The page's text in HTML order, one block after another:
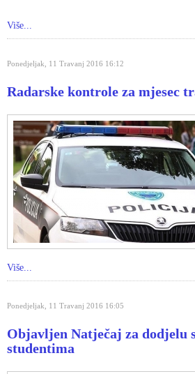
Više...
Ponedjeljak, 11 Travanj 2016 16:12
Radarske kontrole za mjesec
Više...
Ponedjeljak, 11 Travanj 2016 16:05
Objavljen Natječaj za dodjelu
studentima